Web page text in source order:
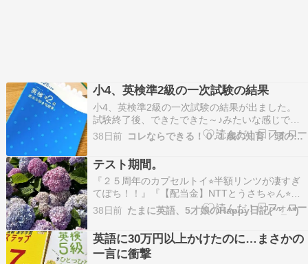
小4、英検準2級の一次試験の結果
小4、英検準2級の一次試験の結果が出ました。
試験終了後、できたできた～♪みたいな感じで帰
ってきたので まったく信用してなかったんだけど
みみみみ『小学生で英検準2級ってどれくらいす
ごい？人数をざっくり調べてみた』 小学生で英検
準2級ってどれくらいすごい？人数をざっくり調
べてみ…
38日前 コレならできる！０.１歳の知育！頭のいい子を育てたい
テスト期間。
『２５周年のカプセルトイ⭐︎半額リンツが凄すぎ
てぽち！！』『【配当金】NTTとうさちゃん⭐︎』
『嵐のラストライブ日のディズニー⭐︎』『リンツ
無料で１４個貰えたバースデークーポン⭐︎』『ク
ルミッ子エコバッグ当選⭐︎』『…ameblo.jp『中1
英検2級二次試験結果⭐︎』『天王洲と…
38日前 たまに英語、5才娘のHappy日記(*^_^*)
英語に30万円以上かけたのに…まさかの
一言に衝撃